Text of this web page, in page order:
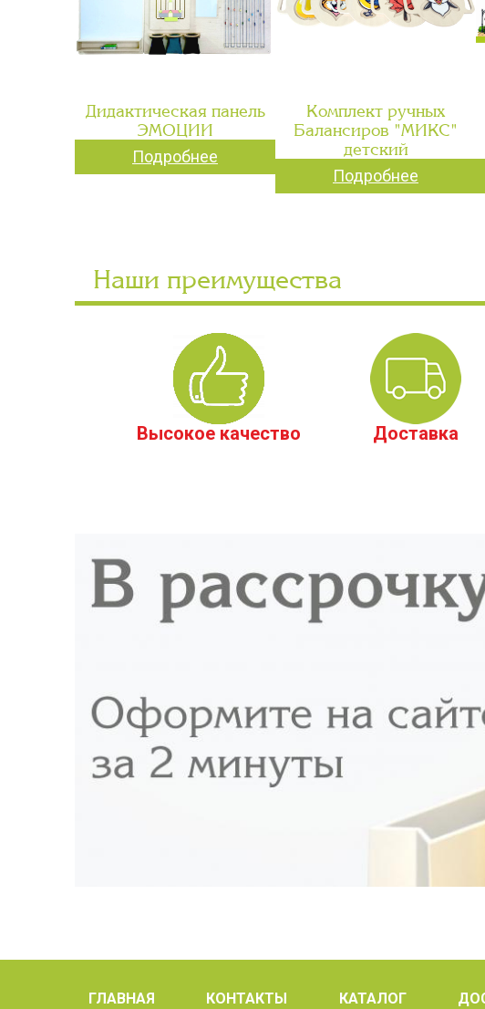
Дидактическая панель
ЭМОЦИИ
Подробнее
Комплект ручных
Балансиров "МИКС"
детский
Подробнее
Наши преимущества
Высокое качество Доставка
ГЛАВНАЯ КОНТАКТЫ КАТАЛОГ